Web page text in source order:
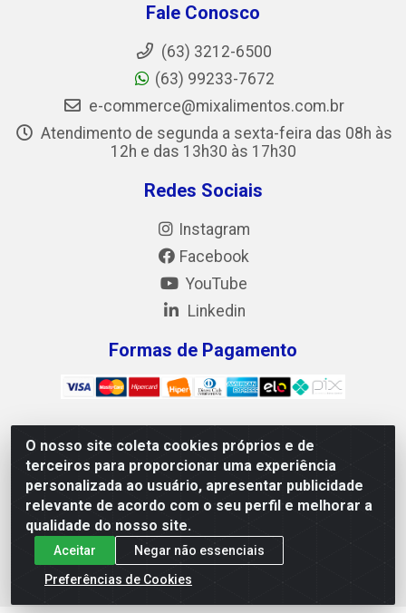
O nosso site coleta cookies próprios e de
terceiros para proporcionar uma experiência
personalizada ao usuário, apresentar publicidade
relevante de acordo com o seu perfil e melhorar a
qualidade do nosso site.
Aceitar
Negar não essenciais
Preferências de Cookies
Fale Conosco
(63) 3212-6500
(63) 99233-7672
e-commerce@mixalimentos.com.br
Atendimento de segunda a sexta-feira das 08h às
12h e das 13h30 às 17h30
Redes Sociais
Instagram
Facebook
YouTube
Linkedin
Formas de Pagamento
Mix Alimentos LTDA - Quadra Asr Ne 55 (412 Norte), Alameda
02, S/N - Plano Diretor Norte, Palmas/TO - CEP 77.006-540 -
CNPJ 05.922.500/0001-02